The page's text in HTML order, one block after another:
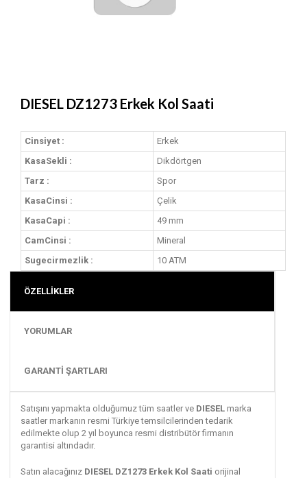
DIESEL DZ1273 Erkek Kol Saati
Cinsiyet :
Erkek
KasaSekli :
Dikdörtgen
Tarz :
Spor
KasaCinsi :
Çelik
KasaCapi :
49 mm
CamCinsi :
Mineral
Sugecirmezlik :
10 ATM
ÖZELLİKLER
YORUMLAR
GARANTİ ŞARTLARI
Satışını yapmakta olduğumuz tüm saatler ve DIESEL marka
saatler markanın resmi Türkiye temsilcilerinden tedarik
edilmekte olup 2 yıl boyunca resmi distribütör firmanın
garantisi altındadır.
Satın alacağınız DIESEL DZ1273 Erkek Kol Saati orijinal